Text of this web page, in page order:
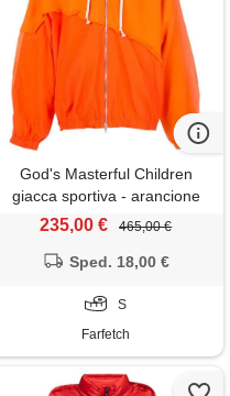
God's Masterful Children
giacca sportiva - arancione
235,00 € 465,00 €
Sped. 18,00 €
S
Farfetch